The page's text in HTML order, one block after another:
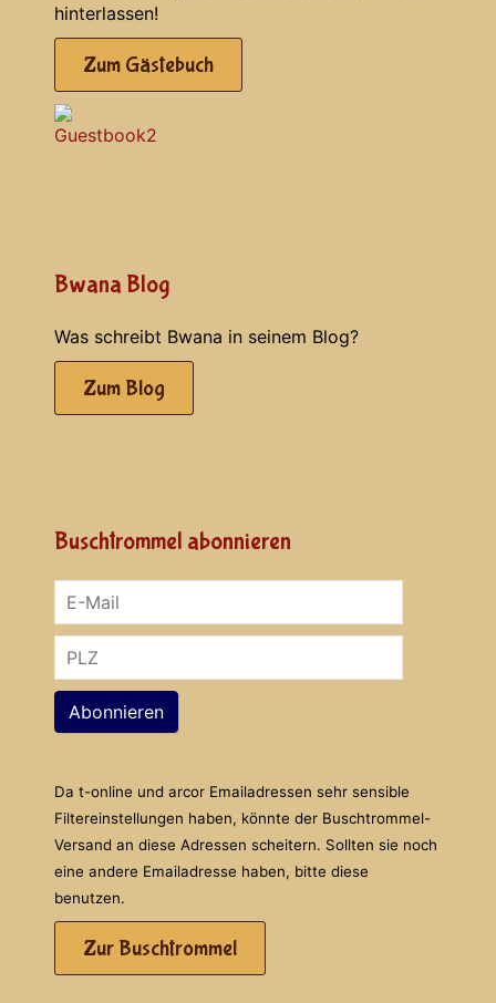
hinterlassen!
Zum Gästebuch
Bwana Blog
Was schreibt Bwana in seinem Blog?
Zum Blog
Buschtrommel abonnieren
Abonnieren
Da t-online und arcor Emailadressen sehr sensible
Filtereinstellungen haben, könnte der Buschtrommel-
Versand an diese Adressen scheitern. Sollten sie noch
eine andere Emailadresse haben, bitte diese
benutzen.
Zur Buschtrommel